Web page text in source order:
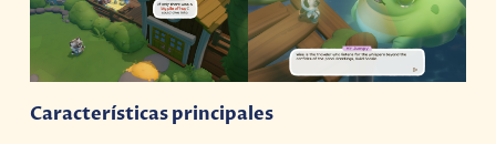
Características principales